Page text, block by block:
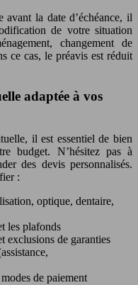
avant la date d’échéance, il
de votre situation
changement de
ce cas, le préavis est réduit
adaptée à vos
il est essentiel de bien
budget. N’hésitez pas à
des devis personnalisés.
:
optique, dentaire,
les plafonds
exclusions de garanties
de paiement